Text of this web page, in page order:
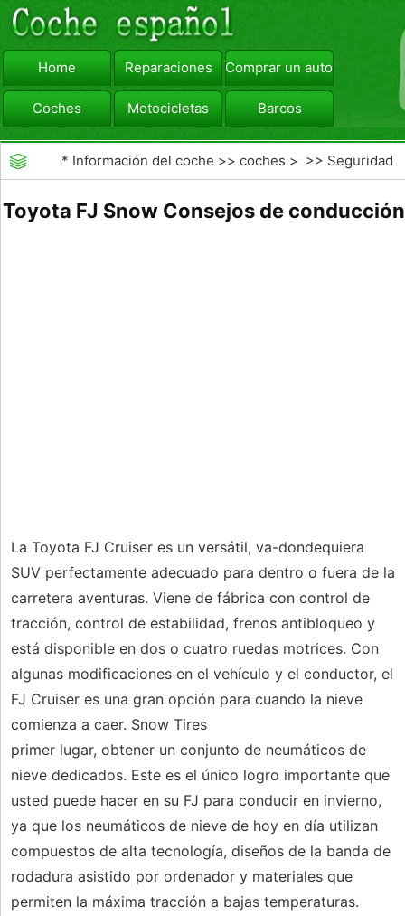
Home Reparaciones Comprar un automóvil
Coches Motocicletas Barcos
viajar Camiones
* Información del coche >>coches > >> Seguridad
Toyota FJ Snow Consejos de conducción
La Toyota FJ Cruiser es un versátil, va-dondequiera
SUV perfectamente adecuado para dentro o fuera de la
carretera aventuras. Viene de fábrica con control de
tracción, control de estabilidad, frenos antibloqueo y
está disponible en dos o cuatro ruedas motrices. Con
algunas modificaciones en el vehículo y el conductor, el
FJ Cruiser es una gran opción para cuando la nieve
comienza a caer. Snow Tires
primer lugar, obtener un conjunto de neumáticos de
nieve dedicados. Este es el único logro importante que
usted puede hacer en su FJ para conducir en invierno,
ya que los neumáticos de nieve de hoy en día utilizan
compuestos de alta tecnología, diseños de la banda de
rodadura asistido por ordenador y materiales que
permiten la máxima tracción a bajas temperaturas.